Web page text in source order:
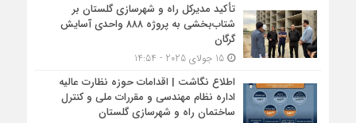
تأکید مدیرکل راه و شهرسازی گلستان بر
شتاب‌بخشی به پروژه ۸۸۸ واحدی آسایش
گرگان
15 جولای 2025 - 14:54
اطلاع نگاشت | اقدامات حوزه نظارت عالیه
اداره نظام مهندسی و مقررات ملی و کنترل
ساختمان راه و شهرسازی گلستان